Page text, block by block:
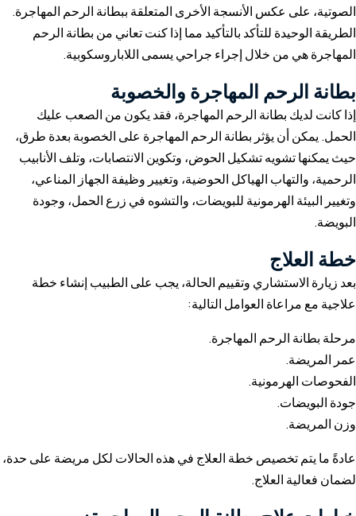
الصوتية، على عكس الأنسجة الأخرى المتعلقة ببطانة الرحم المهاجرة.
الطريقة الوحيدة للتأكد بالتأكيد مما إذا كنت تعاني من بطانة الرحم
المهاجرة هي من خلال إجراء جراحي يسمى اللاباروسكوبية.
بطانة الرحم المهاجرة والخصوبة
إذا كانت لديك بطانة الرحم المهاجرة، فقد يكون من الصعب عليك
الحمل. يمكن أن يؤثر بطانة الرحم المهاجرة على الخصوبة بعدة طرق،
حيث يمكنها تشويه تشكيل الحوض، وتكوين الانتصابات، وتلف الأنابيب
الرحمية، والتهاب الهياكل الحوضية، وتغيير وظيفة الجهاز المناعي،
وتغيير البيئة الهرمونية للبويضات، والتشوه في زرع الحمل، وجودة
البويضة.
خطة العلاج
بعد زيارة الاستشاري وتقييم الحالة، يجب على الطبيب إنشاء خطة
علاجية مع مراعاة العوامل التالية:
مرحلة بطانة الرحم المهاجرة.
عمر المريضة.
الفحوصات الهرمونية.
جودة البويضات.
وزن المريضة.
عادةً ما يتم تخصيص خطة العلاج في هذه الحالات لكل مريضة على حدة،
لضمان فعالية العلاج.